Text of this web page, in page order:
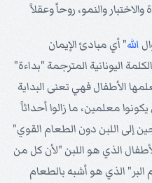
والنمو، روحاً وعقلاً
الله" أي مبادئ الإيمان
اليونانية المترجمة "بداءة"
الأطفال فهي تعنى البداية
معلمين، ما زالوا أحداثاً
إلى اللبن دون الطعام القوي"
الذي هو اللبن "لأن كل من
الذي هو أشبه بالطعام